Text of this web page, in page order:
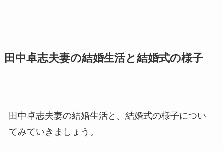
田中卓志夫妻の結婚生活と結婚式の様子
田中卓志夫妻の結婚生活と、結婚式の様子につい
てみていきましょう。